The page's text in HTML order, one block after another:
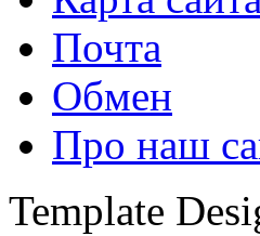
Почта
Обмен
Про наш
Template